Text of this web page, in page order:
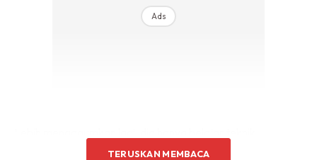
Ads
menggunting rambut dengan menonton video di laman
TERUSKAN MEMBACA